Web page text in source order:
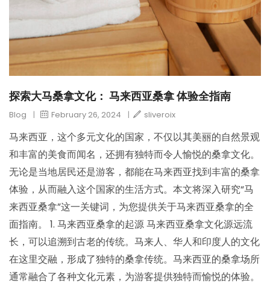
探索大马桑拿文化： 马来西亚桑拿 体验全指南
Blog | February 26, 2024 | sliveroix
马来西亚，这个多元文化的国家，不仅以其美丽的自然景观
和丰富的美食而闻名，还拥有独特而令人愉悦的桑拿文化。
无论是当地居民还是游客，都能在马来西亚找到丰富的桑拿
体验，从而融入这个国家的生活方式。本文将深入研究“马
来西亚桑拿”这一关键词，为您提供关于马来西亚桑拿的全
面指南。 1. 马来西亚桑拿的起源 马来西亚桑拿文化源远流
长，可以追溯到古老的传统。马来人、华人和印度人的文化
在这里交融，形成了独特的桑拿传统。马来西亚的桑拿场所
通常融合了各种文化元素，为游客提供独特而愉悦的体验。